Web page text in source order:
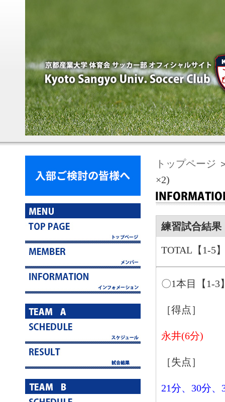
トップページ
×2)
練習試合結
TOTAL【1-5
〇1本目【1-3
［得点］
永井(6分)
［失点］
21分、30分、